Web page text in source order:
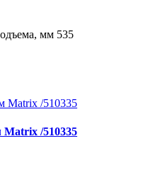
мм 535
Matrix /510335